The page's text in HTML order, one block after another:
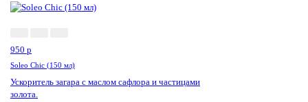
950 p
Soleo Chic (150 мл)
Ускоритель загара с маслом сафлора и частицами
золота.